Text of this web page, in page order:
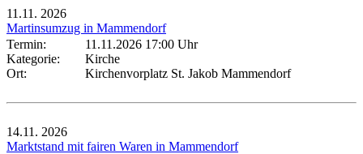
11.11. 2026
Martinsumzug in Mammendorf
Termin:
11.11.2026 17:00 Uhr
Kategorie:
Kirche
Ort:
Kirchenvorplatz St. Jakob Mammendorf
14.11. 2026
Marktstand mit fairen Waren in Mammendorf